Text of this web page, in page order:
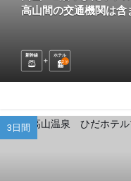
高山間の交通機関は含
新幹線
ホテル
2泊
3日間